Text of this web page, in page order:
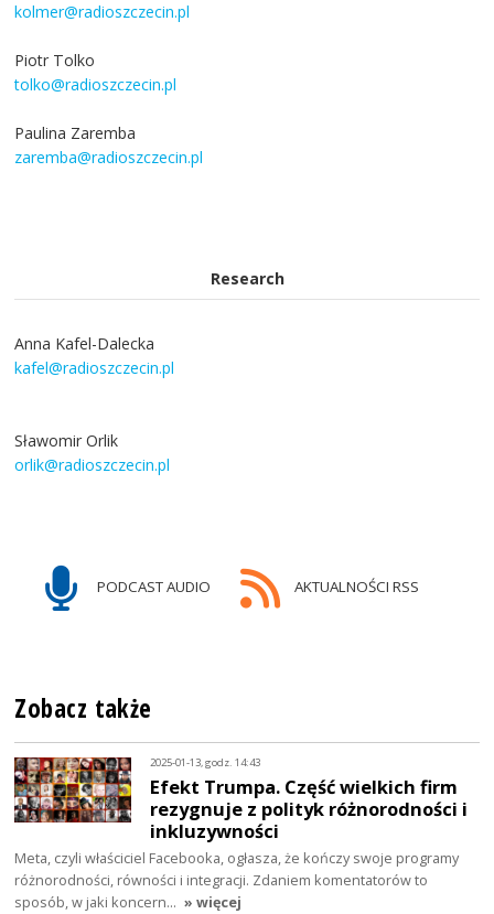
kolmer@radioszczecin.pl
Piotr Tolko
tolko@radioszczecin.pl
Paulina Zaremba
zaremba@radioszczecin.pl
Research
Anna Kafel-Dalecka
kafel@radioszczecin.pl
Sławomir Orlik
orlik@radioszczecin.pl
PODCAST AUDIO AKTUALNOŚCI RSS
Zobacz także
2025-01-13, godz. 14:43
Efekt Trumpa. Część wielkich firm
rezygnuje z polityk różnorodności i
inkluzywności
Meta, czyli właściciel Facebooka, ogłasza, że kończy swoje programy
różnorodności, równości i integracji. Zdaniem komentatorów to
sposób, w jaki koncern… » więcej